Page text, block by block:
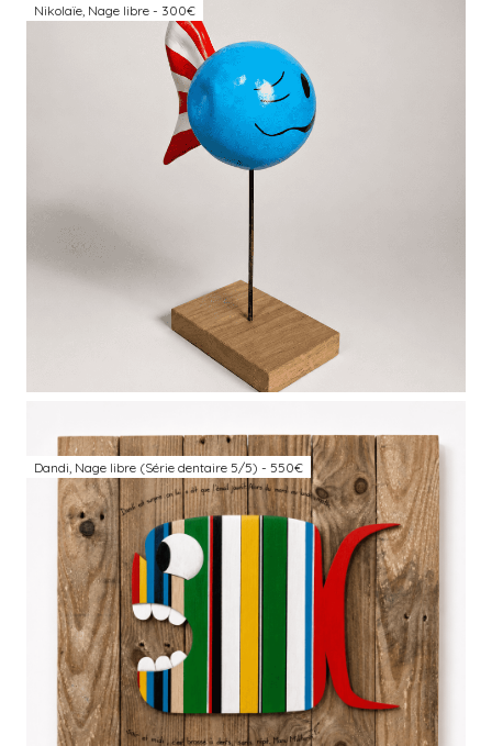
Nikolaïe, Nage libre - 300€
Dandi, Nage libre (Série dentaire 5/5) - 550€